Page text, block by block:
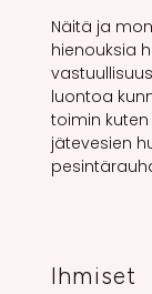
Näitä ja
hienouksia
luontoa
toimin
jätevesien
Ihmiset